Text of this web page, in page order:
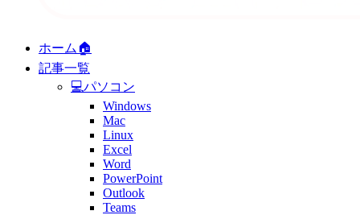
ホーム🏠
記事一覧
💻パソコン
Windows
Mac
Linux
Excel
Word
PowerPoint
Outlook
Teams